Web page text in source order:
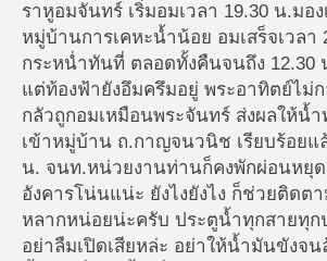
ราหูอมจันทร์ เริ่มอมเวลา 19.30 น.มอ
หมู่บ้านการเคหะน้ำน้อย อมเสร็จเวลา
กระหน่ำทันที่ ตลอดทั้งคืนจนถึง 12.30
แต่ท้องฟ้ายังอึมครึมอยู่ พระอาทิตย์ไม่
กลัวถูกอมเหมือนพระจันทร์ ส่งผลให้น้
เข้าหมู่บ้าน ถ.กาญจนวนิช เรียบร้อยแ
น. จนท.หน่วยงานท่านก็คงพักผ่อนหยุ
อังคารโน่นแน่ะ ยังไงยังไง ก็ช่วยติดต
หลากหน่อยน่ะครับ ประตูน้ำทุกสายทุก
อย่าลืมเปิดเสียหล่ะ อย่าให้น้ำมันขังจ